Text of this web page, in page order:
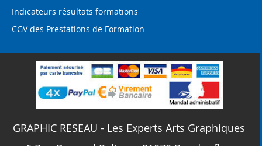
Indicateurs résultats formations
CGV des Prestations de Formation
GRAPHIC RESEAU - Les Experts Arts Graphiques